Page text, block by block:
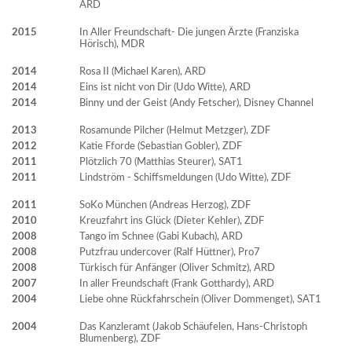
ARD
2015
In Aller Freundschaft- Die jungen Ärzte (Franziska
Hörisch), MDR
2014
Rosa II (Michael Karen), ARD
2014
Eins ist nicht von Dir (Udo Witte), ARD
2014
Binny und der Geist (Andy Fetscher), Disney Channel
2013
Rosamunde Pilcher (Helmut Metzger), ZDF
2012
Katie Fforde (Sebastian Gobler), ZDF
2011
Plötzlich 70 (Matthias Steurer), SAT1
2011
Lindström - Schiffsmeldungen (Udo Witte), ZDF
2011
SoKo München (Andreas Herzog), ZDF
2010
Kreuzfahrt ins Glück (Dieter Kehler), ZDF
2008
Tango im Schnee (Gabi Kubach), ARD
2008
Putzfrau undercover (Ralf Hüttner), Pro7
2008
Türkisch für Anfänger (Oliver Schmitz), ARD
2007
In aller Freundschaft (Frank Gotthardy), ARD
2004
Liebe ohne Rückfahrschein (Oliver Dommenget), SAT1
2004
Das Kanzleramt (Jakob Schäufelen, Hans-Christoph
Blumenberg), ZDF